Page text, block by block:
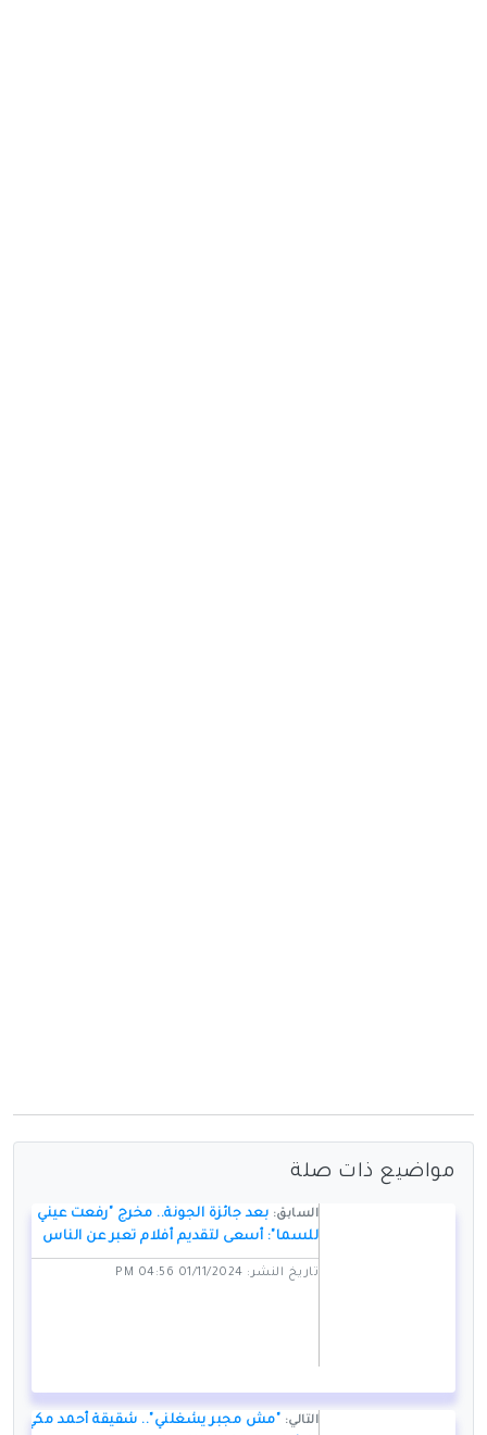
مواضيع ذات صلة
السابق: بعد جائزة الجونة.. مخرج "رفعت عيني
للسما": أسعى لتقديم أفلام تعبر عن الناس
تاريخ النشر: 01/11/2024 04:56 PM
التالي:
"مش مجبر يشغلني".. شقيقة أحمد مكي